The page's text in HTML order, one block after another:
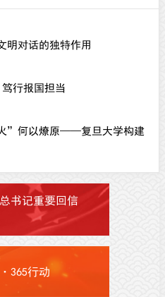
明对话的独特作用
行报国担当
”何以燎原——复旦大学构建
书记重要回信
行动